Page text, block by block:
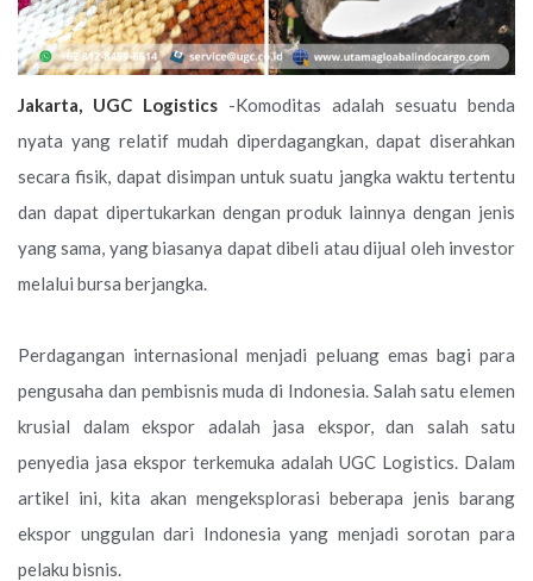
Jakarta, UGC Logistics -Komoditas adalah sesuatu benda
nyata yang relatif mudah diperdagangkan, dapat diserahkan
secara fisik, dapat disimpan untuk suatu jangka waktu tertentu
dan dapat dipertukarkan dengan produk lainnya dengan jenis
yang sama, yang biasanya dapat dibeli atau dijual oleh investor
melalui bursa berjangka.
Perdagangan internasional menjadi peluang emas bagi para
pengusaha dan pembisnis muda di Indonesia. Salah satu elemen
krusial dalam ekspor adalah jasa ekspor, dan salah satu
penyedia jasa ekspor terkemuka adalah UGC Logistics. Dalam
artikel ini, kita akan mengeksplorasi beberapa jenis barang
ekspor unggulan dari Indonesia yang menjadi sorotan para
pelaku bisnis.